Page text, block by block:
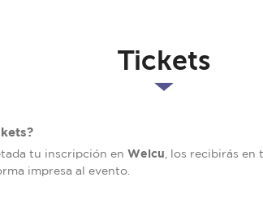
Tickets
tu inscripción en Welcu , los recibirás
impresa al evento.